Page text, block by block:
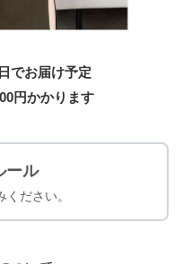
でお届け予定
円かかります
ール
ださい。